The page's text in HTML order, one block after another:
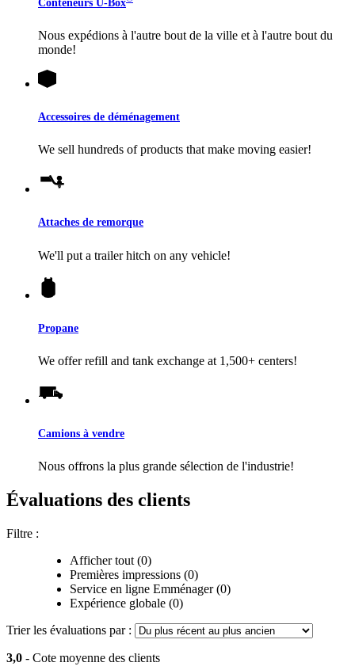
Conteneurs U-Box
Nous expédions à l'autre bout de la ville et à l'autre bout du
monde!
Accessoires de déménagement
We sell hundreds of products that make moving easier!
Attaches de remorque
We'll put a trailer hitch on any vehicle!
Propane
We offer refill and tank exchange at 1,500+ centers!
Camions à vendre
Nous offrons la plus grande sélection de l'industrie!
Évaluations des clients
Filtre :
Afficher tout (0)
Premières impressions (0)
Service en ligne Emménager (0)
Expérience globale (0)
Trier les évaluations par :
3,0 - Cote moyenne des clients